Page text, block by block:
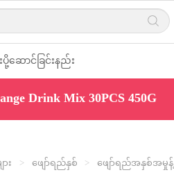
ပို့ဆောင်ခြင်းနည်း
Drink Mix 30PCS 450G
း ဖျော်ရည်နှစ် ဖျော်ရည်အနှစ်အမှုန့်